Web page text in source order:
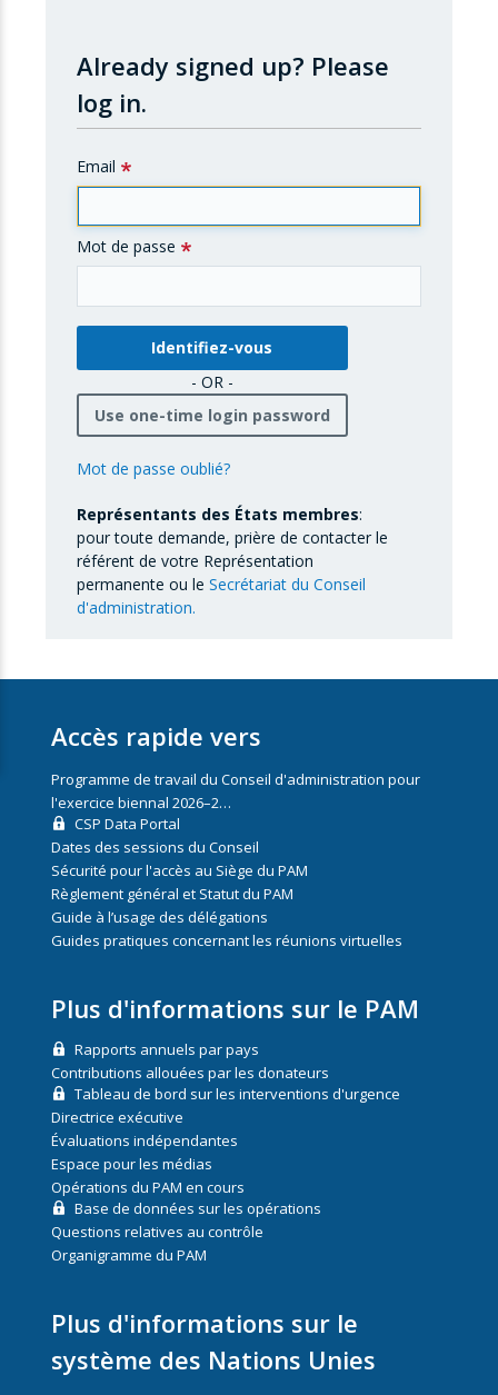
Already signed up? Please
log in.
Email
Mot de passe
- OR -
Use one-time login password
Mot de passe oublié?
Représentants des États membres:
pour toute demande, prière de contacter le
référent de votre Représentation
permanente ou le Secrétariat du Conseil
d'administration.
Accès rapide vers
Programme de travail du Conseil d'administration pour
l'exercice biennal 2026–2…
CSP Data Portal
Dates des sessions du Conseil
Sécurité pour l'accès au Siège du PAM
Règlement général et Statut du PAM
Guide à l’usage des délégations
Guides pratiques concernant les réunions virtuelles
Plus d'informations sur le PAM
Rapports annuels par pays
Contributions allouées par les donateurs
Tableau de bord sur les interventions d'urgence
Directrice exécutive
Évaluations indépendantes
Espace pour les médias
Opérations du PAM en cours
Base de données sur les opérations
Questions relatives au contrôle
Organigramme du PAM
Plus d'informations sur le
système des Nations Unies